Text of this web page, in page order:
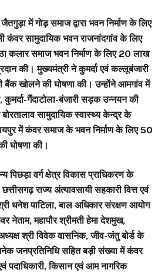
में गोड़ समाज द्वारा भवन निर्माण के लिए
सामुदायिक भवन राजनांदगांव के लिए
कलार समाज भवन निर्माण के लिए 20 लाख
की। मुख्यमंत्री ने कुमर्दा एवं कल्लूबंजारी
बैंक खोलने की घोषणा की। उन्होंने आमगांव में
गैंदाटोला-बंजारी सड़क उन्नयन की
सामुदायिक स्वास्थ्य केन्द्र के
में कंवर समाज के भवन निर्माण के लिए 50
घोषणा की।
पिछड़ा वर्ग क्षेत्र विकास प्राधिकरण के
राज्य अंत्यावसायी सहकारी वित्त एवं
धनेश पाटिला, बाल अधिकार संरक्षण आयोग
नेताम, महापौर श्रीमती हेमा देशमुख,
श्री विवेक वासनिक, जीव-जंतु बोर्ड के
जनप्रतिनिधि सहित बड़ी संख्या में कंवर
पदाधिकारी, किसान एवं आम नागरिक